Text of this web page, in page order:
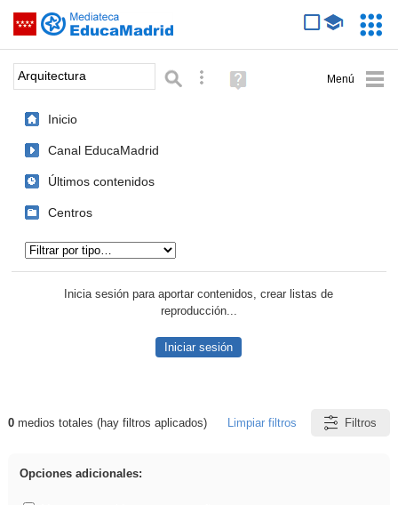
Saltar navegación
Palabra o frase: Búsqueda avanzada
Ayuda
(en
Inicio
Canal EducaMadrid
Últimos contenidos
Centros
Inicia sesión para aportar contenidos, crear listas de
reproducción...
Iniciar sesión
Resultados de: Arquitectura
0medios totales (hay filtros aplicados) Limpiar filtros Filtros
Opciones adicionales: